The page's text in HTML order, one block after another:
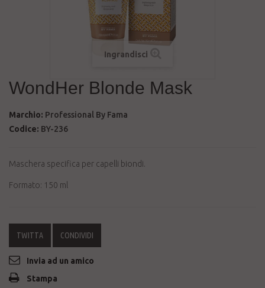
Ingrandisci
WondHer Blonde Mask
Marchio: Professional By Fama
Codice: BY-236
Maschera specifica per capelli biondi.
Formato: 150 ml
TWITTA CONDIVIDI
Invia ad un amico
Stampa